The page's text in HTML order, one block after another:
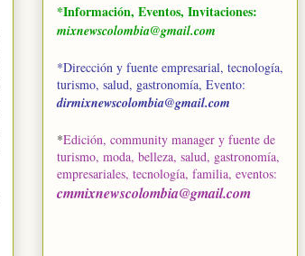
*Información, Eventos, Invitaciones:
mixnewscolombia@gmail.com
*Dirección y fuente empresarial, tecnología,
turismo, salud, gastronomía, Evento:
dirmixnewscolombia@gmail.com
*Edición, community manager y fuente de
turismo, moda, belleza, salud, gastronomía,
empresariales, tecnología, familia, eventos:
cmmixnewscolombia@gmail.com